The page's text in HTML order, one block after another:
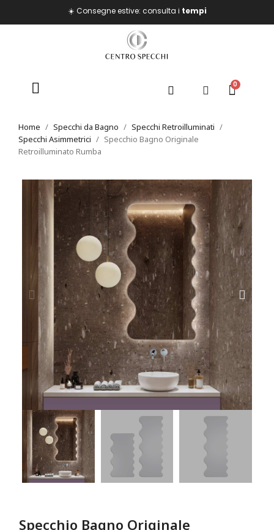
☀️ Consegne estive: consulta i tempi
Home Specchi da Bagno
Specchi Retroilluminati
Specchi Asimmetrici
Specchio Bagno Originale
Retroilluminato Rumba
Specchio Bagno Originale